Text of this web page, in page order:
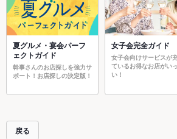
夏グルメ・宴会パーフ
ェクトガイド
幹事さんのお店探しを強力サ
ポート！お店探しの決定版！
女子会完全ガイド
女子会向けサービスが
ているお得なお店がい
い！
戻る